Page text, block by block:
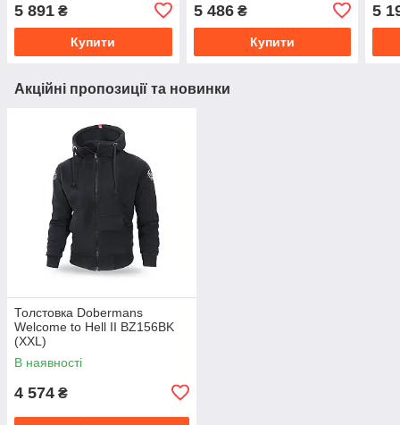
5 891 ₴
Купити
5 486₴
Купити
5
Акційні пропозиції та новинки
Толстовка Dobermans
Welcome to Hell II BZ156BK
(XXL)
В наявності
4 574 ₴